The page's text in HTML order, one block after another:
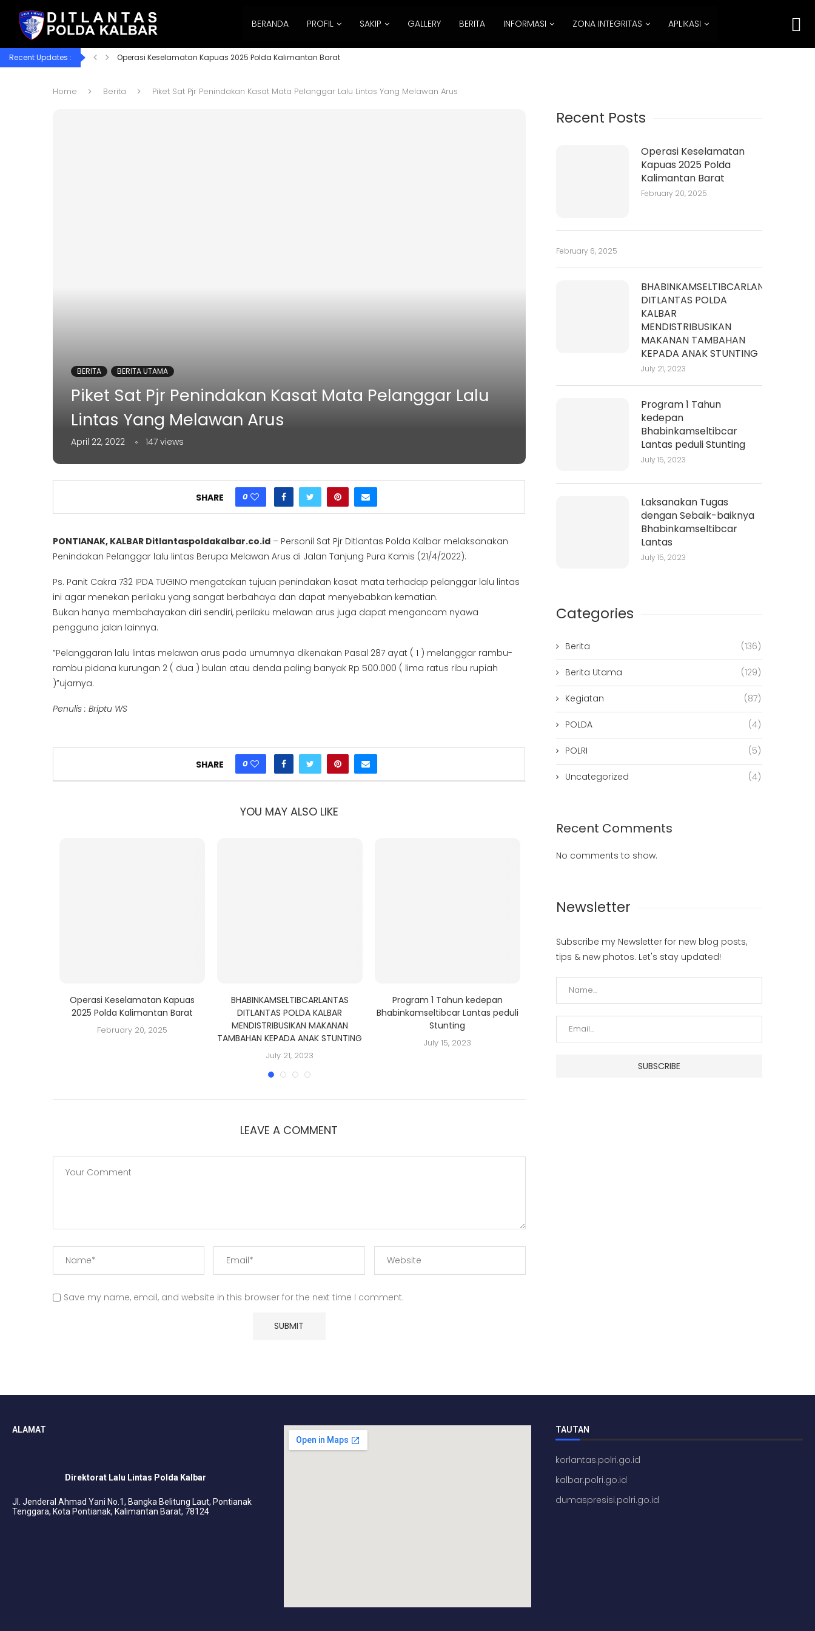
BERANDA PROFIL SAKIP GALLERY BERITA INFORMASI ZONA INTEGRITAS APLIKASI
Recent Updates : Operasi Keselamatan Kapuas 2025 Polda Kalimantan Barat
Home Berita Piket Sat Pjr Penindakan Kasat Mata Pelanggar Lalu Lintas Yang Melawan Arus
BERITA BERITA UTAMA
Piket Sat Pjr Penindakan Kasat Mata Pelanggar Lalu
Lintas Yang Melawan Arus
April 22, 2022 147 views
SHARE 0
PONTIANAK, KALBAR Ditlantaspoldakalbar.co.id – Personil Sat Pjr Ditlantas Polda Kalbar melaksanakan
Penindakan Pelanggar lalu lintas Berupa Melawan Arus di Jalan Tanjung Pura Kamis (21/4/2022).
Ps. Panit Cakra 732 IPDA TUGINO mengatakan tujuan penindakan kasat mata terhadap pelanggar lalu lintas
ini agar menekan perilaku yang sangat berbahaya dan dapat menyebabkan kematian.
Bukan hanya membahayakan diri sendiri, perilaku melawan arus juga dapat mengancam nyawa
pengguna jalan lainnya.
”Pelanggaran lalu lintas melawan arus pada umumnya dikenakan Pasal 287 ayat ( 1 ) melanggar rambu-
rambu pidana kurungan 2 ( dua ) bulan atau denda paling banyak Rp 500.000 ( lima ratus ribu rupiah
)”ujarnya.
Penulis : Briptu WS
SHARE 0
YOU MAY ALSO LIKE
Operasi Keselamatan Kapuas
2025 Polda Kalimantan Barat
February 20, 2025
BHABINKAMSELTIBCARLANTAS
DITLANTAS POLDA KALBAR
MENDISTRIBUSIKAN MAKANAN
TAMBAHAN KEPADA ANAK STUNTING
July 21, 2023
Program 1 Tahun kedepan
Bhabinkamseltibcar Lantas peduli
Stunting
July 15, 2023
Laksanakan Tugas dengan
Sebaik-baiknya
Bhabinkamseltibcar Lantas
July 15, 2023
Tindak Lanjuti Perintah
Ditlantas Polda Kalbar Jadi
July 15, 2023
LEAVE A COMMENT
Save my name, email, and website in this browser for the next time I comment.
Recent Posts
Operasi Keselamatan
Kapuas 2025 Polda
Kalimantan Barat
February 20, 2025
February 6, 2025
BHABINKAMSELTIBCARLANTAS
DITLANTAS POLDA
KALBAR
MENDISTRIBUSIKAN
MAKANAN TAMBAHAN
KEPADA ANAK STUNTING
July 21, 2023
Program 1 Tahun
kedepan
Bhabinkamseltibcar
Lantas peduli Stunting
July 15, 2023
Laksanakan Tugas
dengan Sebaik-baiknya
Bhabinkamseltibcar
Lantas
July 15, 2023
Categories
Berita (136)
Berita Utama (129)
Kegiatan (87)
POLDA (4)
POLRI (5)
Uncategorized (4)
Recent Comments
No comments to show.
Newsletter
Subscribe my Newsletter for new blog posts,
tips & new photos. Let's stay updated!
ALAMAT
Direktorat Lalu Lintas Polda Kalbar
Jl. Jenderal Ahmad Yani No.1, Bangka Belitung Laut, Pontianak
Tenggara, Kota Pontianak, Kalimantan Barat, 78124
TAUTAN
korlantas.polri.go.id
kalbar.polri.go.id
dumaspresisi.polri.go.id